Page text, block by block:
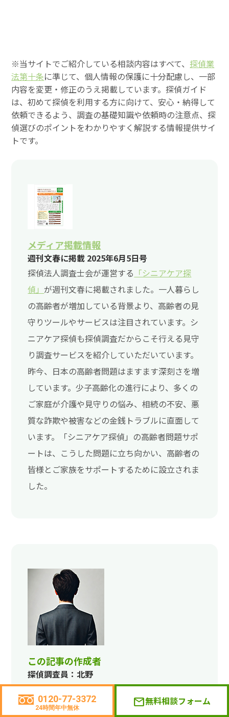
※当サイトでご紹介している相談内容はすべて、探偵業
法第十条に準じて、個人情報の保護に十分配慮し、一部
内容を変更・修正のうえ掲載しています。探偵ガイド
は、初めて探偵を利用する方に向けて、安心・納得して
依頼できるよう、調査の基礎知識や依頼時の注意点、探
偵選びのポイントをわかりやすく解説する情報提供サイ
トです。
メディア掲載情報
週刊文春に掲載 2025年6月5日号
探偵法人調査士会が運営する 「シニアケア探
偵」が週刊文春に掲載されました。一人暮らし
の高齢者が増加している背景より、高齢者の見
守りツールやサービスは注目されています。シ
ニアケア探偵も探偵調査だからこそ行える見守
り調査サービスを紹介していただいています。
昨今、日本の高齢者問題はますます深刻さを増
しています。少子高齢化の進行により、多くの
ご家庭が介護や見守りの悩み、相続の不安、悪
質な詐欺や被害などの金銭トラブルに直面して
います。「シニアケア探偵」の高齢者問題サポ
ートは、こうした問題に立ち向かい、高齢者の
皆様とご家族をサポートするために設立されま
した。
この記事の作成者
探偵調査員：北野
この記事は、はじめて探偵を利用される方や困
りごとを解決するために探偵利用を考えている
0120-77-3372
24時間年中無休 mail無料相談フォーム